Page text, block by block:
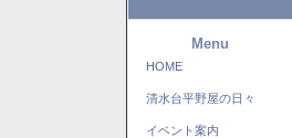
Menu
HOME
清水台平野屋の日々
イベント案内